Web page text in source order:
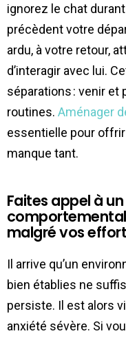
ignorez le chat
précèdent votre
ardu, à votre retour,
d’interagir avec lui.
séparations : venir et
routines. Aménager
essentielle pour
manque tant.
Faites appel à
malgré vos
Il arrive qu’un
bien établies ne
persiste. Il est alors
anxiété sévère. Si